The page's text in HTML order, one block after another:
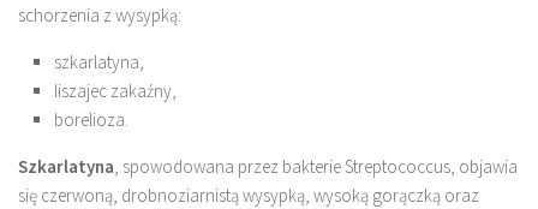
schorzenia z wysypką:
szkarlatyna,
liszajec zakaźny,
borelioza.
Szkarlatyna, spowodowana przez bakterie Streptococcus, objawia
się czerwoną, drobnoziarnistą wysypką, wysoką gorączką oraz